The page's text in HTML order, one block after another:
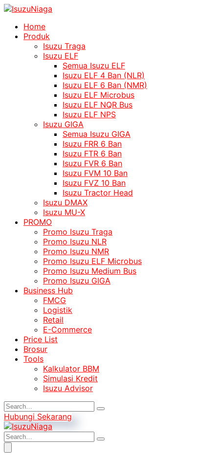
Home
Produk
Isuzu Traga
Isuzu ELF
Semua Isuzu ELF
Isuzu ELF 4 Ban (NLR)
Isuzu ELF 6 Ban (NMR)
Isuzu ELF Microbus
Isuzu ELF NQR Bus
Isuzu ELF NPS
Isuzu GIGA
Semua Isuzu GIGA
Isuzu FRR 6 Ban
Isuzu FTR 6 Ban
Isuzu FVR 6 Ban
Isuzu FVM 10 Ban
Isuzu FVZ 10 Ban
Isuzu Tractor Head
Isuzu DMAX
Isuzu MU-X
PROMO
Promo Isuzu Traga
Promo Isuzu NLR
Promo Isuzu NMR
Promo Isuzu ELF Microbus
Promo Isuzu Medium Bus
Promo Isuzu GIGA
Business Hub
FMCG
Logistik
Retail
E-Commerce
Price List
Brosur
Tools
Kalkulator BBM
Simulasi Kredit
Isuzu Advisor
Hubungi Sekarang